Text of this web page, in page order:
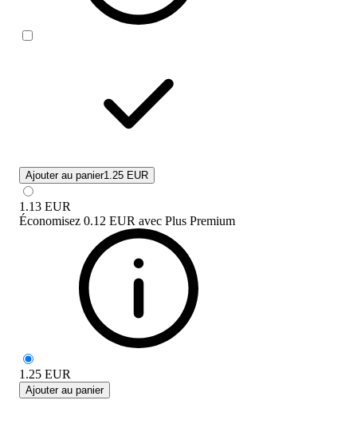
Ajouter au panier1.25 EUR
1.13 EUR
Économisez 0.12 EUR avec Plus Premium
1.25 EUR
Ajouter au panier